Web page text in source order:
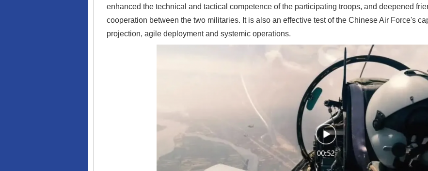
enhanced the technical and tactical competence of the participating troops, and deepened
cooperation between the two militaries. It is also an effective test of the Chinese Air Force's
projection, agile deployment and systemic operations.
一纸欠条伤亲情 巡回调解促和解..